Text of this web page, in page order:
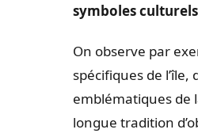
symboles culturels
On observe par
spécifiques de l’île,
emblématiques de
longue tradition